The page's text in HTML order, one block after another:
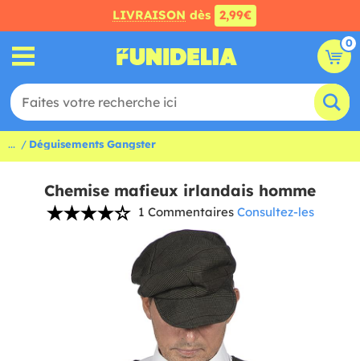
LIVRAISON dès 2,99€
0
... Déguisements Gangster
Chemise mafieux irlandais homme
1 Commentaires Consultez-les